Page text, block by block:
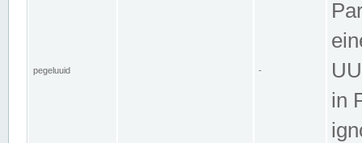
pegeluuid -
in